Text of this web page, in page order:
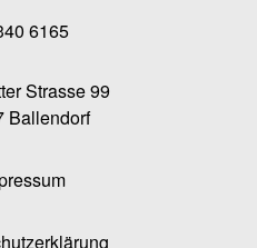
6165
Strasse 99
Ballendorf